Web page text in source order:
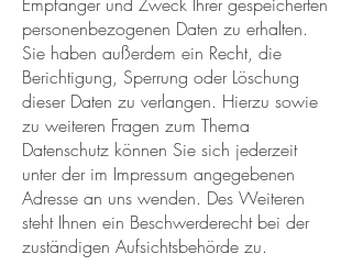
personenbezogenen Daten zu erhalten.
Sie haben außerdem ein Recht, die
Berichtigung, Sperrung oder Löschung
dieser Daten zu verlangen. Hierzu sowie
zu weiteren Fragen zum Thema
Datenschutz können Sie sich jederzeit
unter der im Impressum angegebenen
Adresse an uns wenden. Des Weiteren
steht Ihnen ein Beschwerderecht bei der
zuständigen Aufsichtsbehörde zu.